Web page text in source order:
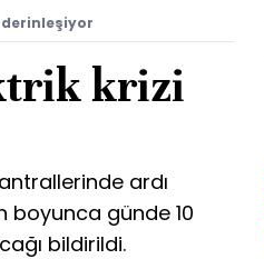
krizi
ardı
boyunca günde 10
bildirildi.